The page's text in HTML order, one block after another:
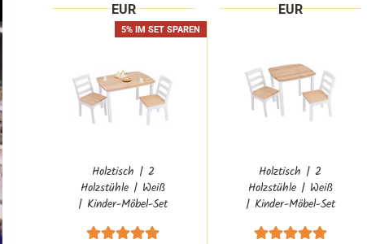
EUR
EUR
5% IM SET SPAREN
Holztisch | 2
Holzstühle | Weiß
| Kinder-Möbel-Set
Holztisch | 2
Holzstühle | Weiß
| Kinder-Möbel-Set